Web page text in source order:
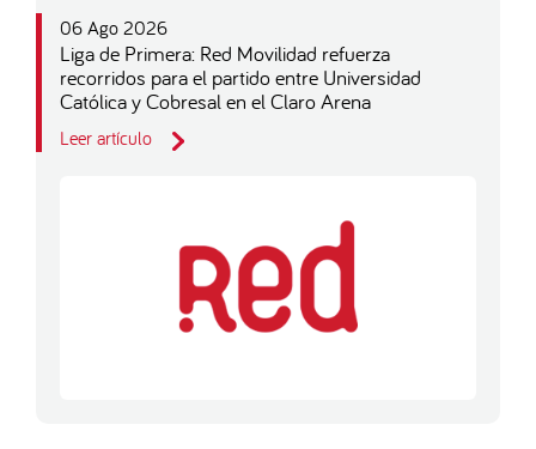
06 Ago 2026
Liga de Primera: Red Movilidad refuerza
recorridos para el partido entre Universidad
Católica y Cobresal en el Claro Arena
Leer artículo